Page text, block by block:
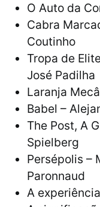
O Auto da
Cabra
Coutinho
Tropa de
José Padilha
Laranja
Babel –
The Post, A
Spielberg
Persépolis –
Paronnaud
A